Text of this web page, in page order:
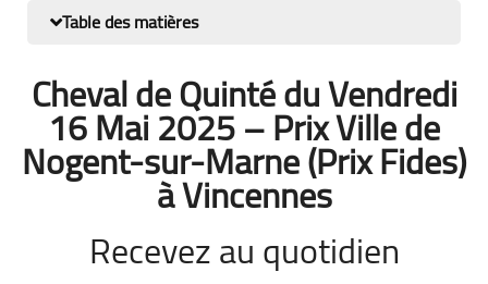
Table des matières
Cheval de Quinté du Vendredi
16 Mai 2025 – Prix Ville de
Nogent-sur-Marne (Prix Fides)
à Vincennes
Recevez au quotidien